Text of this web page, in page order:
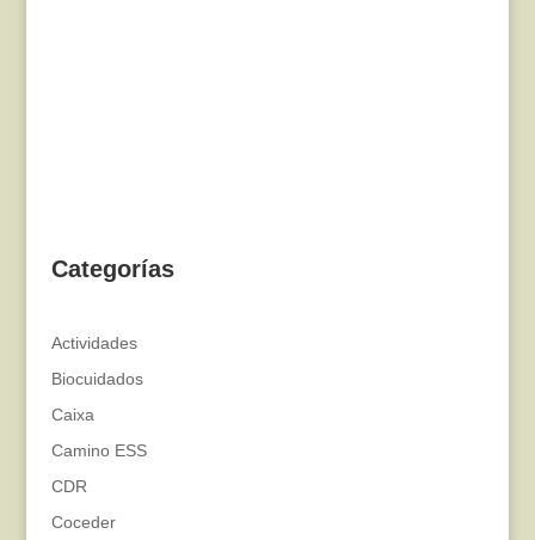
Categorías
Actividades
Biocuidados
Caixa
Camino ESS
CDR
Coceder